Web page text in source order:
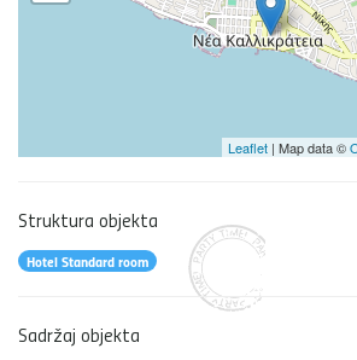
Leaflet | Map data ©
Struktura objekta
Hotel Standard room
Sadržaj objekta